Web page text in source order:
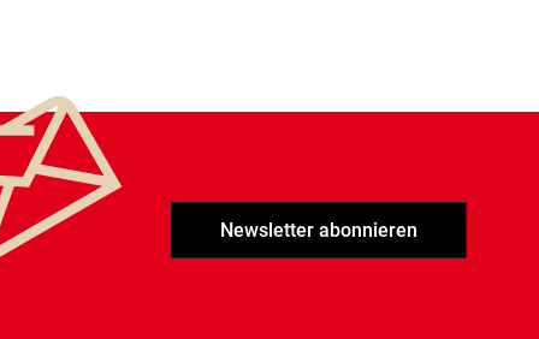
Newsletter abonnieren